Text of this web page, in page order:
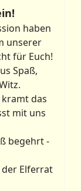
haben
unserer
für Euch!
Spaß,
kramt das
mit uns
begehrt -
Elferrat